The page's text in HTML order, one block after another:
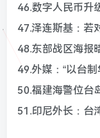
46.数字人民币升
47.泽连斯基：若
48.东部战区海报
49.外媒：“以台
50.福建海警位台
51.印尼外长：台